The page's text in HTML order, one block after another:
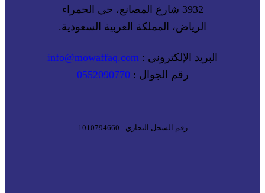
3932 شارع المصانع، حي الحمراء
الرياض، المملكة العربية السعودية.
البريد الإلكتروني : info@mowaffaq.com
رقم الجوال :0552090770
رقم السجل التجاري : 1010794660